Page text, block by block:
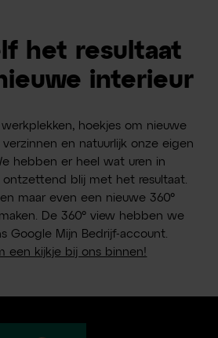
het resultaat
interieur
hoekjes om nieuwe
en natuurlijk onze eigen
hebben er heel wat uren in
ontzettend blij met het resultaat.
maar even een nieuwe 360°
De 360° view hebben we
Google Mijn Bedrijf-account.
een kijkje bij ons binnen!